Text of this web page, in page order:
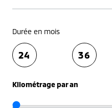
Durée en mois
24 36
Kilométrage par an